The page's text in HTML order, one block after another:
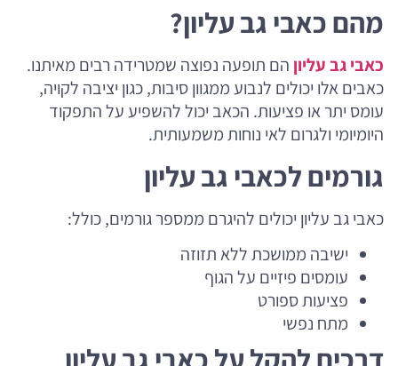
מהם כאבי גב עליון?
כאבי גב עליון הם תופעה נפוצה שמטרידה רבים מאיתנו.
כאבים אלו יכולים לנבוע ממגוון סיבות, כגון יציבה לקויה,
עומס יתר או פציעות. הכאב יכול להשפיע על התפקוד
היומיומי ולגרום לאי נוחות משמעותית.
גורמים לכאבי גב עליון
כאבי גב עליון יכולים להיגרם ממספר גורמים, כולל:
ישיבה ממושכת ללא תזוזה
עומסים פיזיים על הגוף
פציעות ספורט
מתח נפשי